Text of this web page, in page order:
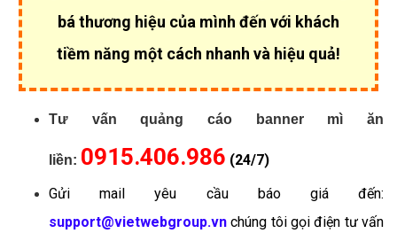
bá thương hiệu của mình đến với khách
tiềm năng một cách nhanh và hiệu quả!
Tư vấn quảng cáo banner mì ăn
liền: 0915.406.986 (24/7)
Gửi mail yêu cầu báo giá đến:
support@vietwebgroup.vn chúng tôi gọi điện tư vấn